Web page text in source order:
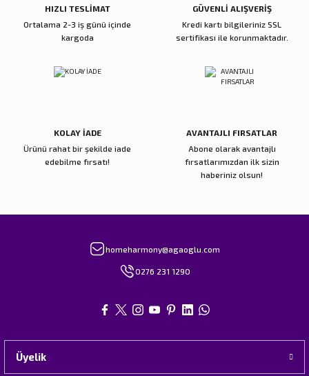
HIZLI TESLİMAT
Ortalama 2-3 iş günü içinde
kargoda
GÜVENLİ ALIŞVERİŞ
Kredi kartı bilgileriniz SSL
sertifikası ile korunmaktadır.
KOLAY İADE
Ürünü rahat bir şekilde iade
edebilme fırsatı!
AVANTAJLI FIRSATLAR
Abone olarak avantajlı
fırsatlarımızdan ilk sizin
haberiniz olsun!
homeharmony@agaoglu.com
0276 231 1290
Üyelik